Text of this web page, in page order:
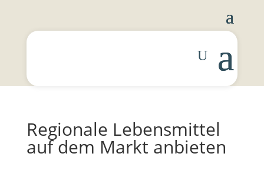
Regionale Lebensmittel
auf dem Markt anbieten